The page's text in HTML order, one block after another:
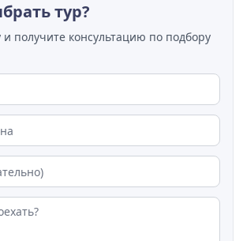
тур?
и получите консультацию по подбору